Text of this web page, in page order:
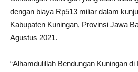
dengan biaya Rp513 miliar dalam
Kabupaten Kuningan, Provinsi Jawa
Agustus 2021.
“Alhamdulillah Bendungan Kuningan